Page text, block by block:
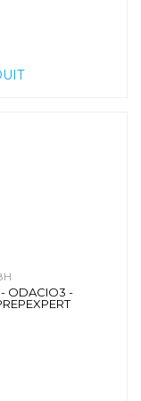
ODACIO3 -